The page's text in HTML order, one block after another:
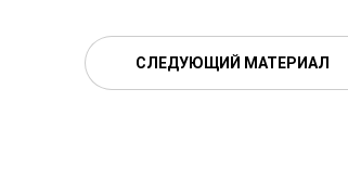
СЛЕДУЮЩИЙ МАТЕРИАЛ